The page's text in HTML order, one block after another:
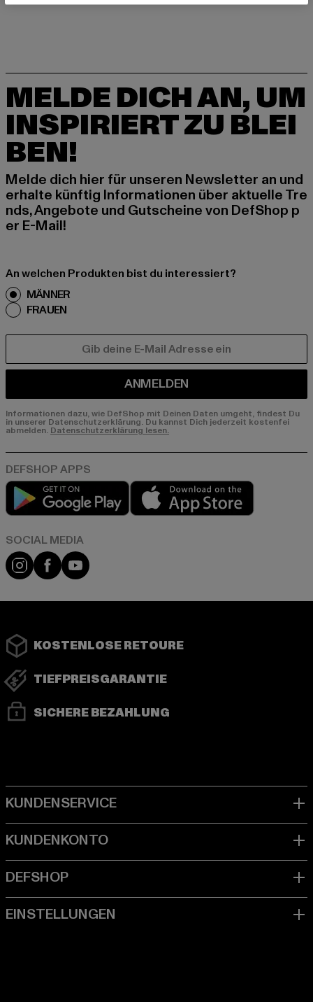
MELDE DICH AN, UM
INSPIRIERT ZU BLEI
BEN!
Melde dich hier für unseren Newsletter an und
erhalte künftig Informationen über aktuelle Tre
nds, Angebote und Gutscheine von DefShop p
er E-Mail!
An welchen Produkten bist du interessiert?
MÄNNER
FRAUEN
ANMELDEN
Informationen dazu, wie DefShop mit Deinen Daten umgeht, findest Du
in unserer Datenschutzerklärung. Du kannst Dich jederzeit kostenfei
abmelden. Datenschutzerklärung lesen.
Play market
Instagram
FacebookYouTube
KOSTENLOSE RETOURE
TIEFPREISGARANTIE
SICHERE BEZAHLUNG